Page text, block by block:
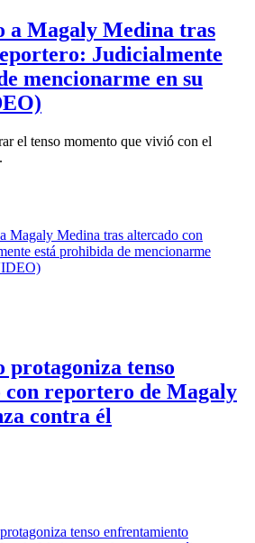
a Magaly Medina tras
Judicialmente
mencionarme en su
el tenso momento que vivió con el
tenso
reportero de Magaly
contra él